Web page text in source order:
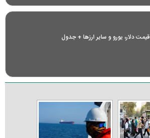
قیمت دلار، یورو و سایر ارز‌ها + جدول